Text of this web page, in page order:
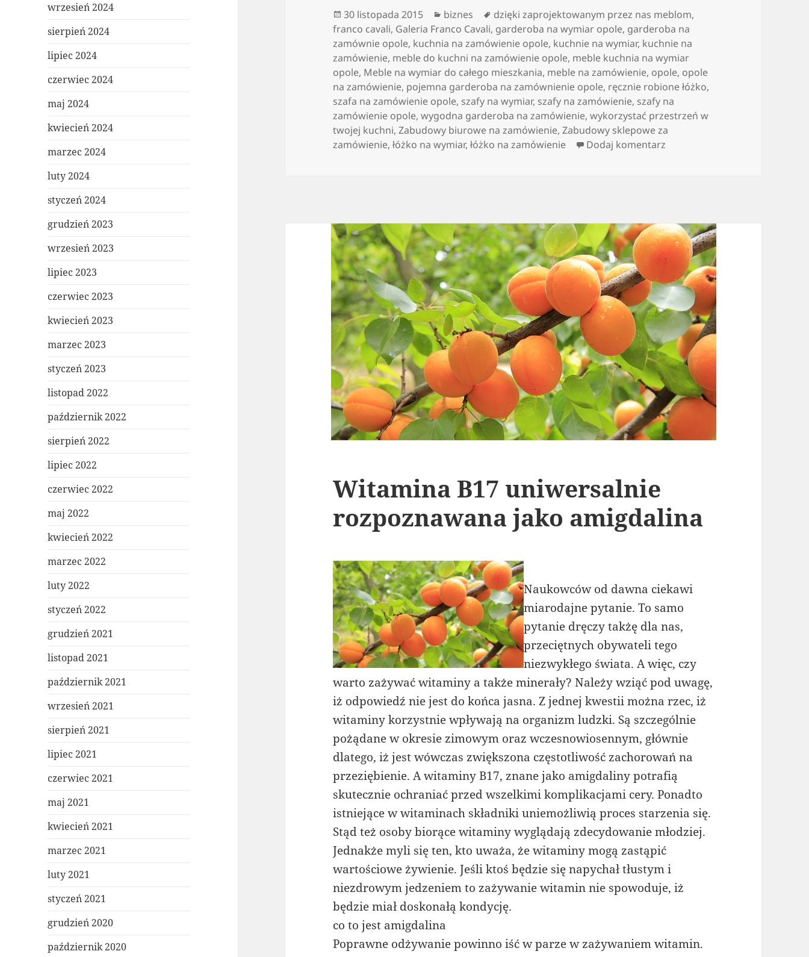
wrzesień 2024
sierpień 2024
lipiec 2024
czerwiec 2024
maj 2024
kwiecień 2024
marzec 2024
luty 2024
styczeń 2024
grudzień 2023
wrzesień 2023
lipiec 2023
czerwiec 2023
kwiecień 2023
marzec 2023
styczeń 2023
listopad 2022
październik 2022
sierpień 2022
lipiec 2022
czerwiec 2022
maj 2022
kwiecień 2022
marzec 2022
luty 2022
styczeń 2022
grudzień 2021
listopad 2021
październik 2021
wrzesień 2021
sierpień 2021
lipiec 2021
czerwiec 2021
maj 2021
kwiecień 2021
marzec 2021
luty 2021
styczeń 2021
grudzień 2020
październik 2020
Data
publikacji
30 listopada 2015 Kategorie
biznes Tagi
dzięki zaprojektowanym przez nas meblom,
franco cavali, Galeria Franco Cavali, garderoba na wymiar opole, garderoba na
zamównie opole, kuchnia na zamówienie opole, kuchnie na wymiar, kuchnie na
zamówienie, meble do kuchni na zamówienie opole, meble kuchnia na wymiar
opole, Meble na wymiar do całego mieszkania, meble na zamówienie, opole, opole
na zamówienie, pojemna garderoba na zamównienie opole, ręcznie robione łóżko,
szafa na zamówienie opole, szafy na wymiar, szafy na zamówienie, szafy na
zamówienie opole,wygodna garderoba na zamówienie,wykorzystać przestrzeń w
twojej kuchni,Zabudowy biurowe na zamówienie,Zabudowy sklepowe za
zamówienie,łóżko na wymiar,łóżko na zamówienie Dodaj komentarz
Witamina B17 uniwersalnie
rozpoznawana jako amigdalina
Naukowców od dawna ciekawi
miarodajne pytanie. To samo
pytanie dręczy takżę dla nas,
przeciętnych obywateli tego
niezwykłego świata. A więc, czy
warto zażywać witaminy a także minerały? Należy wziąć pod uwagę,
iż odpowiedź nie jest do końca jasna. Z jednej kwestii można rzec, iż
witaminy korzystnie wpływają na organizm ludzki. Są szczególnie
pożądane w okresie zimowym oraz wczesnowiosennym, głównie
dlatego, iż jest wówczas zwiększona częstotliwość zachorowań na
przeziębienie. A witaminy B17, znane jako amigdaliny potrafią
skutecznie ochraniać przed wszelkimi komplikacjami cery. Ponadto
istniejące w witaminach składniki uniemożliwią proces starzenia się.
Stąd też osoby biorące witaminy wyglądają zdecydowanie młodziej.
Jednakże myli się ten, kto uważa, że witaminy mogą zastąpić
wartościowe żywienie. Jeśli ktoś będzie się napychał tłustym i
niezdrowym jedzeniem to zażywanie witamin nie spowoduje, iż
będzie miał doskonałą kondycję.
co to jest amigdalina
Poprawne odżywanie powinno iść w parze w zażywaniem witamin.